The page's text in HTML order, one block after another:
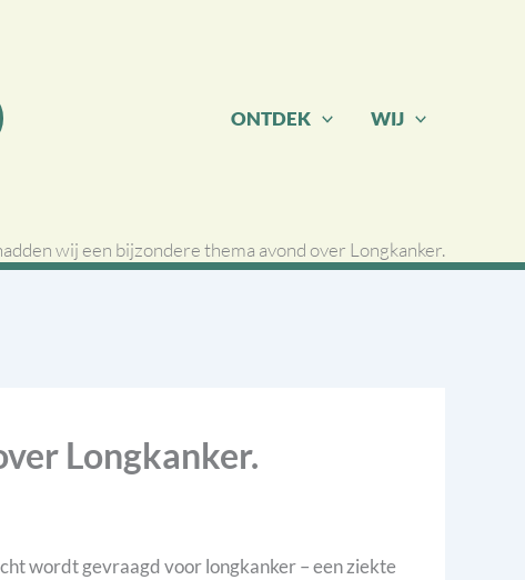
ONTDEK WIJ
wij een bijzondere thema avond over Longkanker.
Longkanker.
wordt gevraagd voor longkanker – een ziekte